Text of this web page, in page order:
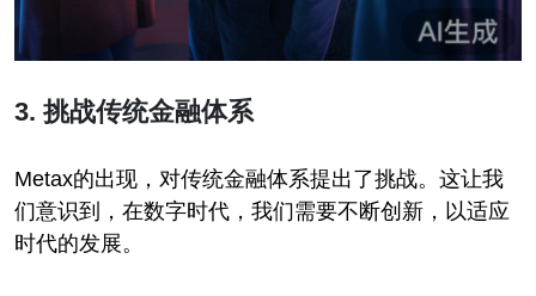
3. 挑战传统金融体系
Metax的出现，对传统金融体系提出了挑战。这让我
们意识到，在数字时代，我们需要不断创新，以适应
时代的发展。